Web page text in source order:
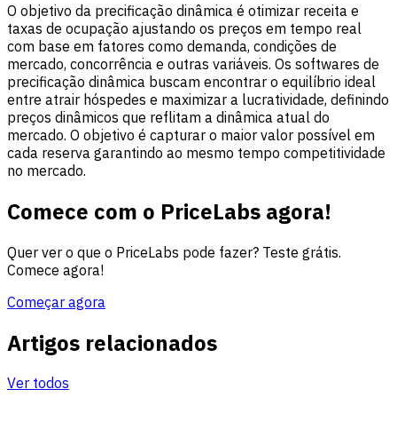
O objetivo da precificação dinâmica é otimizar receita e
taxas de ocupação ajustando os preços em tempo real
com base em fatores como demanda, condições de
mercado, concorrência e outras variáveis. Os softwares de
precificação dinâmica buscam encontrar o equilíbrio ideal
entre atrair hóspedes e maximizar a lucratividade, definindo
preços dinâmicos que reflitam a dinâmica atual do
mercado. O objetivo é capturar o maior valor possível em
cada reserva garantindo ao mesmo tempo competitividade
no mercado.
Comece com o PriceLabs agora!
Quer ver o que o PriceLabs pode fazer? Teste grátis.
Comece agora!
Começar agora
Artigos relacionados
Ver todos